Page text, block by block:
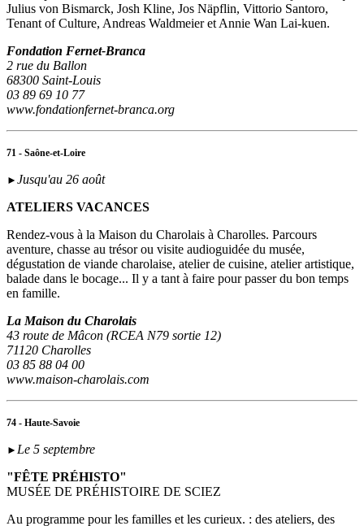
Julius von Bismarck, Josh Kline, Jos Näpflin, Vittorio Santoro,
Tenant of Culture, Andreas Waldmeier et Annie Wan Lai-kuen.
Fondation Fernet-Branca
2 rue du Ballon
68300 Saint-Louis
03 89 69 10 77
www.fondationfernet-branca.org
71 - Saône-et-Loire
► Jusqu'au 26 août
ATELIERS VACANCES
Rendez-vous à la Maison du Charolais à Charolles. Parcours
aventure, chasse au trésor ou visite audioguidée du musée,
dégustation de viande charolaise, atelier de cuisine, atelier artistique,
balade dans le bocage... Il y a tant à faire pour passer du bon temps
en famille.
La Maison du Charolais
43 route de Mâcon (RCEA N79 sortie 12)
71120 Charolles
03 85 88 04 00
www.maison-charolais.com
74 - Haute-Savoie
► Le 5 septembre
"FÊTE PRÉHISTO"
MUSÉE DE PRÉHISTOIRE DE SCIEZ
Au programme pour les familles et les curieux. : des ateliers, des